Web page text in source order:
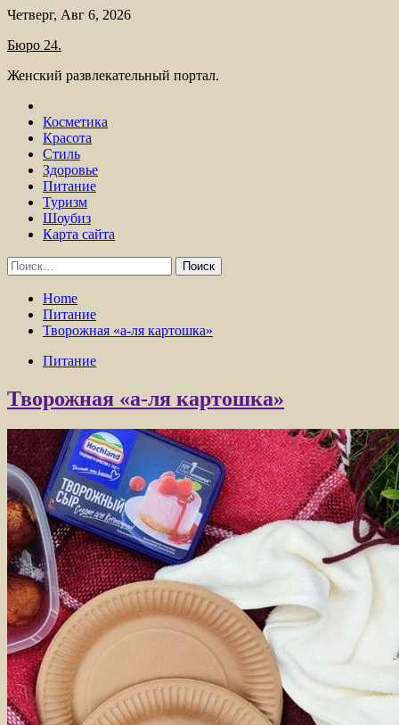
Skip
content
Четверг, Авг 6, 2026
Бюро 24.
Женский развлекательный портал.
Косметика
Красота
Стиль
Здоровье
Питание
Туризм
Шоубиз
Карта сайта
Найти:
Home
Питание
Творожная «а-ля картошка»
Питание
Творожная «а-ля картошка»